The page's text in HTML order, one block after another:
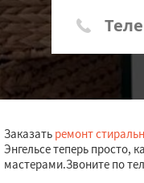
Заказать ремонт
Энгельсе теперь просто,
мастерами.Звоните по